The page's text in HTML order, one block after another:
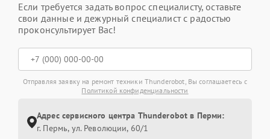
Если требуется задать вопрос специалисту, оставьте
свои данные и дежурный специалист с радостью
проконсультирует Вас!
Отправляя заявку на ремонт техники Thunderobot, Вы соглашаетесь с
Политикой конфиденциальности
Адрес сервисного центра Thunderobot в Перми:
г. Пермь, ул. ​Революции, 60/1